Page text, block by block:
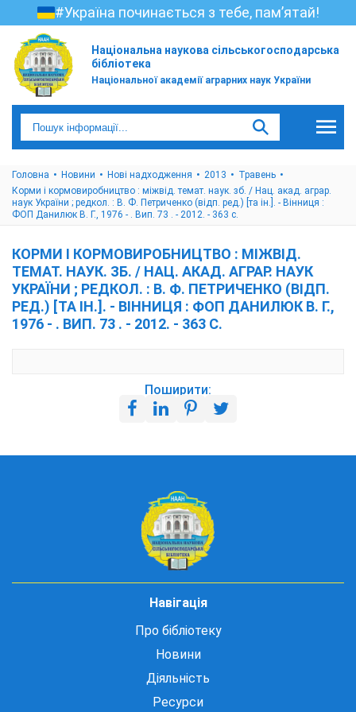
#Україна починається з тебе, пам’ятай!
Національна наукова сільськогосподарська
бібліотека
Національної академії аграрних наук України
Головна Новини Нові надходження 2013
Травень
Корми і кормовиробництво : міжвід. темат. наук. зб. / Нац. акад. аграр.
наук України ; редкол. : В. Ф. Петриченко (відп. ред.) [та ін.]. - Вінниця :
ФОП Данилюк В. Г., 1976 - . Вип. 73 . - 2012. - 363 с.
КОРМИ І КОРМОВИРОБНИЦТВО : МІЖВІД.
ТЕМАТ. НАУК. ЗБ. / НАЦ. АКАД. АГРАР. НАУК
УКРАЇНИ ; РЕДКОЛ. : В. Ф. ПЕТРИЧЕНКО (ВІДП.
РЕД.) [ТА ІН.]. - ВІННИЦЯ : ФОП ДАНИЛЮК В. Г.,
1976 - . ВИП. 73 . - 2012. - 363 С.
Поширити:
Навігація
Про бібліотеку
Новини
Діяльність
Ресурси